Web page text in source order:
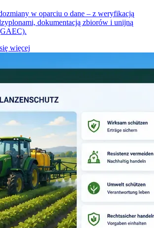
w oparciu o dane – z weryfikacją
dokumentacją zbiorów i unijną
więcej